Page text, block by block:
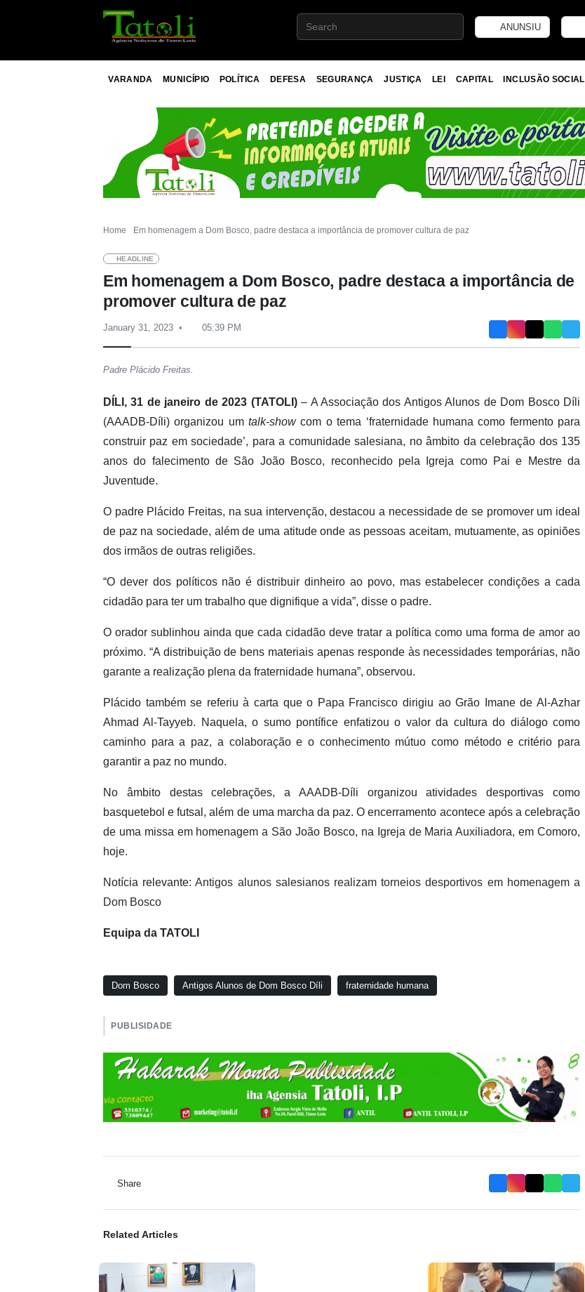
ANUNSIU
VARANDA MUNICÍPIO POLÍTICA DEFESA SEGURANÇA JUSTIÇA LEI CAPITAL INCLUSÃO SOCIAL
Home Em homenagem a Dom Bosco, padre destaca a importância de promover cultura de paz
HEADLINE
Em homenagem a Dom Bosco, padre destaca a importância de
promover cultura de paz
January 31, 2023 05:39 PM
Padre Plácido Freitas.
DÍLI, 31 de janeiro de 2023 (TATOLI)– A Associação dos Antigos Alunos de Dom Bosco Díli
(AAADB-Díli) organizou umtalk-showcom o tema ‘fraternidade humana como fermento para
construir paz em sociedade’, para a comunidade salesiana, no âmbito da celebração dos 135
anos do falecimento de São João Bosco, reconhecido pela Igreja como Pai e Mestre da
Juventude.
O padre Plácido Freitas, na sua intervenção, destacou a necessidade de se promover um ideal
de paz na sociedade, além de uma atitude onde as pessoas aceitam, mutuamente, as opiniões
dos irmãos de outras religiões.
“O dever dos políticos não é distribuir dinheiro ao povo, mas estabelecer condições a cada
cidadão para ter um trabalho que dignifique a vida”, disse o padre.
O orador sublinhou ainda que cada cidadão deve tratar a política como uma forma de amor ao
próximo. “A distribuição de bens materiais apenas responde às necessidades temporárias, não
garante a realização plena da fraternidade humana”, observou.
Plácido também se referiu à carta que o Papa Francisco dirigiu ao Grão Imane de Al-Azhar
Ahmad Al-Tayyeb. Naquela, o sumo pontífice enfatizou o valor da cultura do diálogo como
caminho para a paz, a colaboração e o conhecimento mútuo como método e critério para
garantir a paz no mundo.
No âmbito destas celebrações, a AAADB-Díli organizou atividades desportivas como
basquetebol e futsal, além de uma marcha da paz. O encerramento acontece após a celebração
de uma missa em homenagem a São João Bosco, na Igreja de Maria Auxiliadora, em Comoro,
hoje.
Notícia relevante:Antigos alunos salesianos realizam torneios desportivos em homenagem a
Dom Bosco
Equipa da TATOLI
Dom Bosco Antigos Alunos de Dom Bosco Díli fraternidade humana
PUBLISIDADE
Share
Related Articles